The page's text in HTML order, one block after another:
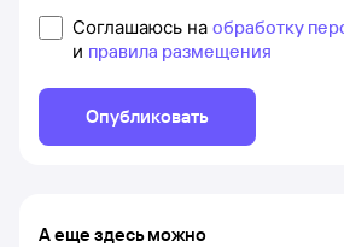
Соглашаюсь на обработку
и правила размещения
Опубликовать
А еще здесь можно